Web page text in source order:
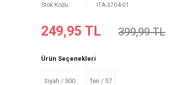
Stok Kodu
ITA-3704-01
249,95 TL 399,99 TL
Ürün Seçenekleri
Siyah / 500 Ten / 57